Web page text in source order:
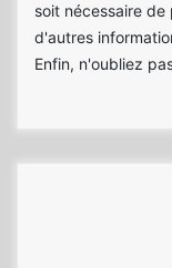
soit nécessaire
d'autres
Enfin, n'oubliez